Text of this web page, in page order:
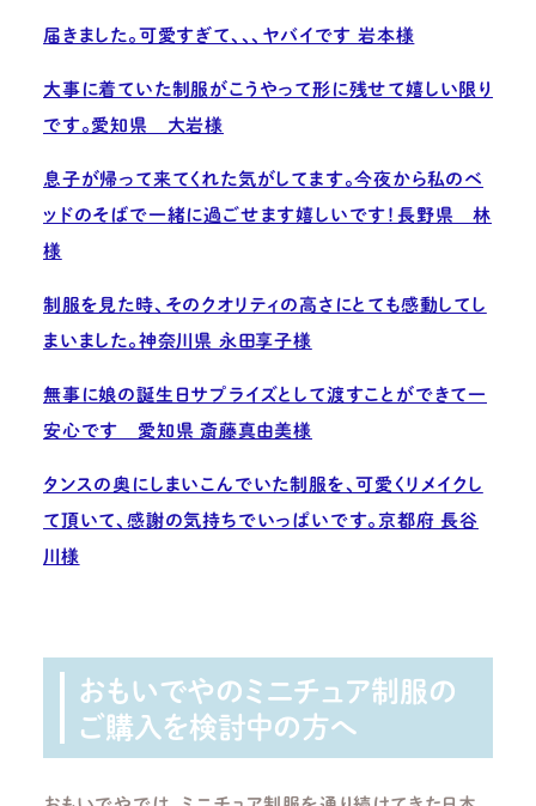
届きました。可愛すぎて、、、ヤバイです 岩本様
大事に着ていた制服がこうやって形に残せて嬉しい限り
です。愛知県 大岩様
息子が帰って来てくれた気がしてます。今夜から私のベ
ッドのそばで一緒に過ごせます嬉しいです！長野県 林
様
制服を見た時、そのクオリティの高さにとても感動してし
まいました。神奈川県 永田享子様
無事に娘の誕生日サプライズとして渡すことができて一
安心です 愛知県 斎藤真由美様
タンスの奥にしまいこんでいた制服を、可愛くリメイクし
て頂いて、感謝の気持ちでいっぱいです。京都府 長谷
川様
おもいでやのミニチュア制服の
ご購入を検討中の方へ